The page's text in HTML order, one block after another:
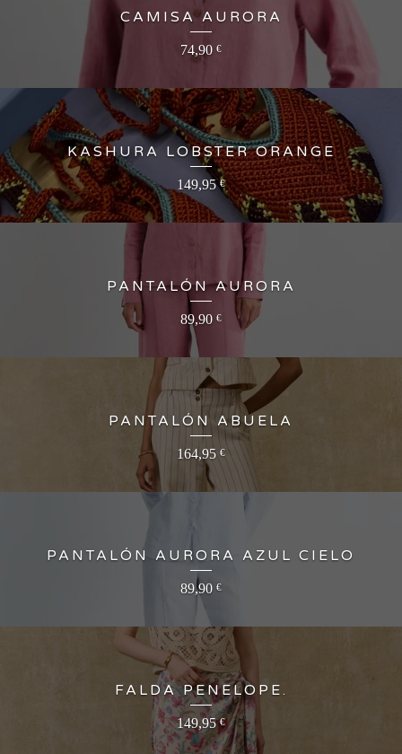
CAMISA AURORA
74,90 €
KASHURA LOBSTER ORANGE
149,95€
PANTALÓN AURORA
89,90 €
PANTALÓN ABUELA
164,95 €
PANTALÓN AURORA AZUL CIELO
89,90 €
FALDA PENELOPE.
149,95€